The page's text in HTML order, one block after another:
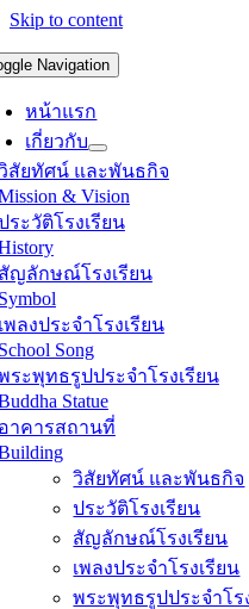
Skip to content
Navigation
หน้าแรก
เกี่ยวกับ
สัยทัศน์ และพันธกิจ
& Vision
ระวัติโรงเรียน
ญลักษณ์โรงเรียน
พลงประจำโรงเรียน
Song
ระพุทธรูปประจำโรงเรียน
Statue
าคารสถานที่
วิสัยทัศน์ และพันธกิจ
ประวัติโรงเรียน
สัญลักษณ์โรงเรียน
เพลงประจำโรงเรียน
พระพุทธรูปประจำโร